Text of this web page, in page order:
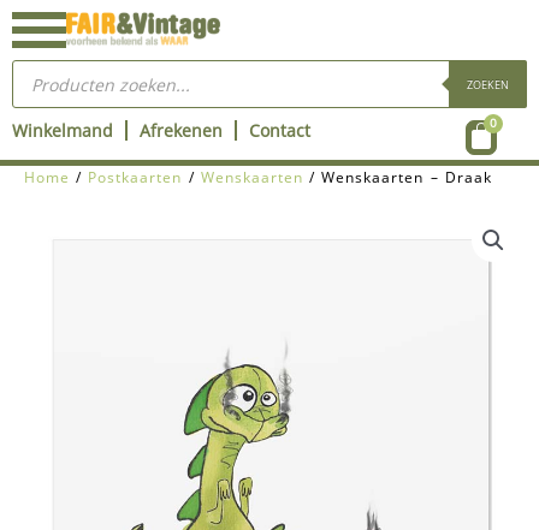
Ga
naar
inhoud
Producten
zoeken ZOEKEN
Winkelmand Afrekenen Contact 0
Home / Postkaarten / Wenskaarten / Wenskaarten – Draak